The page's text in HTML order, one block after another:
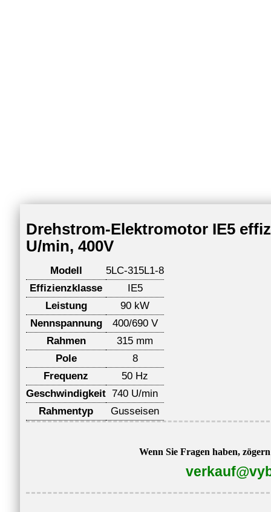
Drehstrom-Elektromotor IE5
U/min, 400V
Modell
5LC-315L1-8
Effizienzklasse
IE5
Leistung
90 kW
Nennspannung
400/690 V
Rahmen
315 mm
Pole
8
Frequenz
50 Hz
Geschwindigkeit 740 U/min
Rahmentyp
Gusseisen
Wenn Sie Fragen haben,